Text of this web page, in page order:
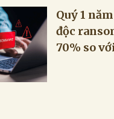
Quý 1
độc
70% so